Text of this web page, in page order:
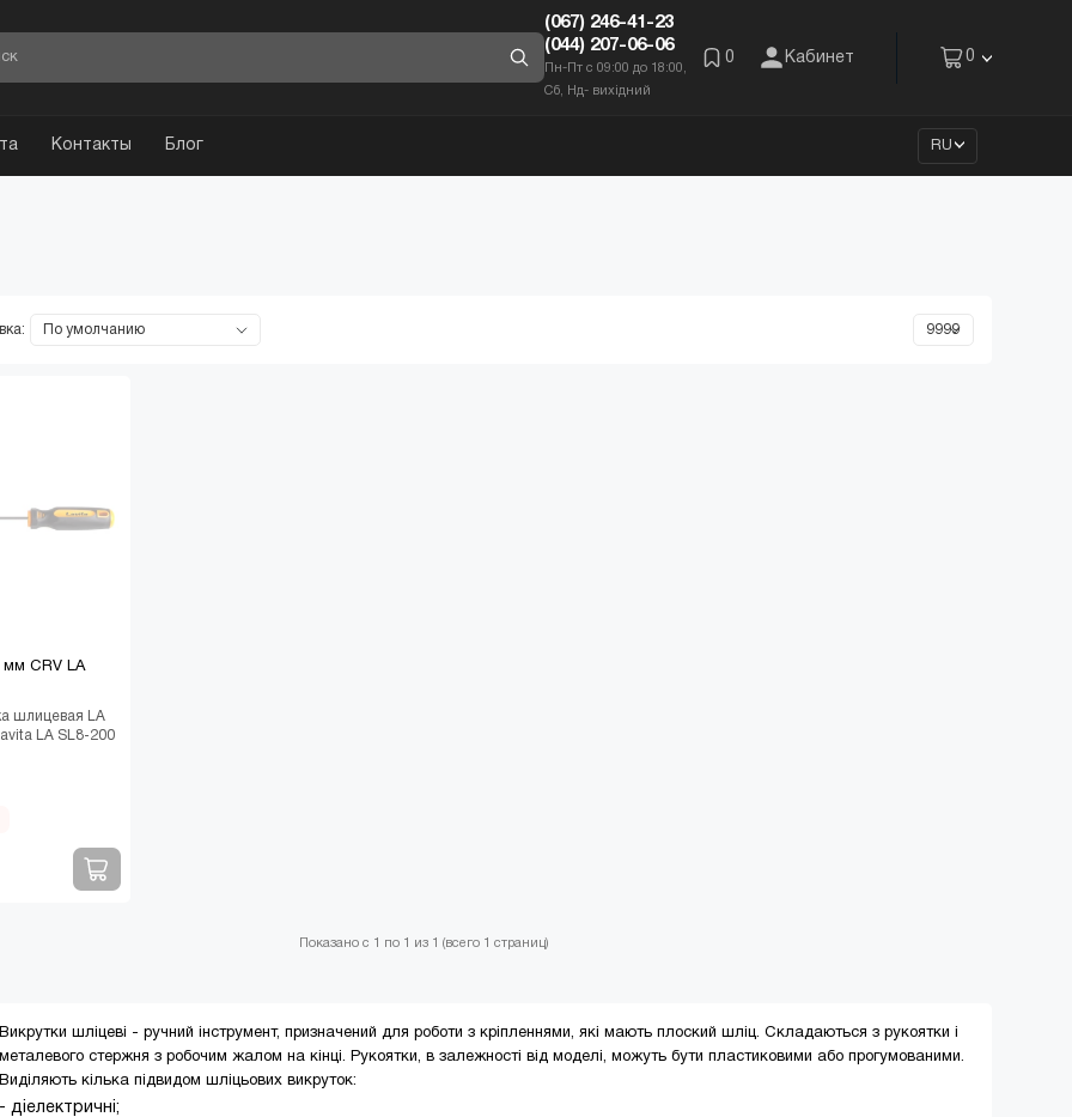
(067) 246-41-23
(044) 207-06-06
Пн-Пт с 09:00 до 18:00,
Сб, Нд- вихідний
0 Кабинет 0
Контакты Блог RU
мм CRV LA
шлицевая LA
LA SL8-200
Показано с 1 по 1 из 1 (всего 1 страниц)
Викрутки шліцеві - ручний інструмент, призначений для роботи з кріпленнями, які мають плоский шліц. Складаються з рукоятки і
металевого стержня з робочим жалом на кінці. Рукоятки, в залежності від моделі, можуть бути пластиковими або прогумованими.
Виділяють кілька підвидом шліцьових викруток:
- діелектричні;